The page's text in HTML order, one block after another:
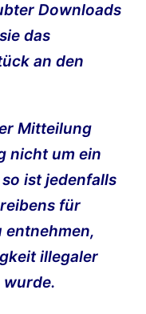
Downloads
das
an den
Mitteilung
nicht um ein
ist jedenfalls
für
illegaler
wurde.